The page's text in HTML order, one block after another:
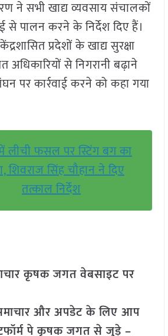
ने सभी खाद्य व्यवसाय संचालकों
से पालन करने के निर्देश दिए हैं।
प्रदेशों के खाद्य सुरक्षा
से निगरानी बढ़ाने
पर कार्रवाई करने को कहा गया
लीची फसल पर स्टिंग बग का
शिवराज सिंह चौहान ने दिए
तत्काल निर्देश
कृषक जगत वेबसाइट पर
और अपडेट के लिए आप
पे कृषक जगत से जुड़े –